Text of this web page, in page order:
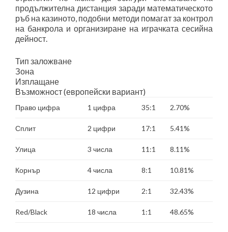
продължителна дистанция заради математическото
ръб на казиното, подобни методи помагат за контрол
на банкрола и организиране на играчката сесийна
дейност.
Тип заложване
Зона
Изплащане
Възможност (европейски вариант)
Право цифра 1 цифра 35:1 2.70%
Сплит 2 цифри 17:1 5.41%
Улица 3 числа 11:1 8.11%
Корнър 4 числа 8:1 10.81%
Дузина 12 цифри 2:1 32.43%
Red/Black 18 числа 1:1 48.65%